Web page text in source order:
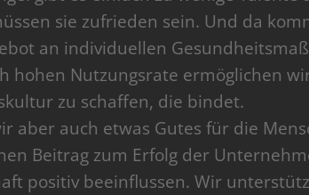
sie zufrieden sein. Und da
an individuellen
hohen Nutzungsrate ermöglichen
zu schaffen, die bindet.
aber auch etwas Gutes für die
Beitrag zum Erfolg der
positiv beeinflussen. Wir